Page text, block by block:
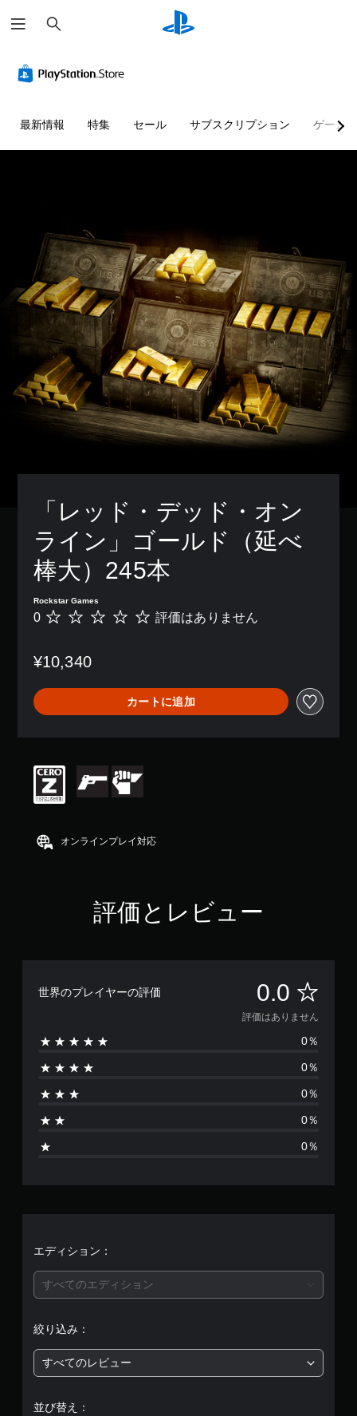
索
最新情報 特集 セール サブスクリプション ゲーム
「レッド・デッド・オン
ライン」ゴールド（延べ
棒大）245本
Rockstar Games
評
あ
ま
せ
ん
0 評価はありません
¥10,340
カートに追加
オンラインプレイ対応
評価とレビュー
世界のプレイヤーの評価 0.0 評
価
は
あ
ま
評価はありません
0％
0％
0％
0％
0％
エディション：
すべてのエディション
絞り込み：
すべてのレビュー
並び替え：